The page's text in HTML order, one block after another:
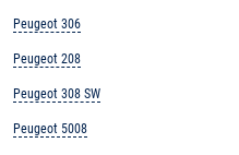
Peugeot 306
Peugeot 208
Peugeot 308 SW
Peugeot 5008